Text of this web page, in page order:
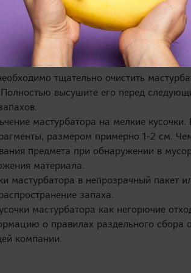
из TPE:
тщательно очистить
высушите его перед
мастурбатора на мелкие
размером примерно 1-2 см.
предмета при обнаружении в
материала.
мастурбатора в непрозрачный пакет
запаха.
мастурбатора как негорючие
о правилах раздельного
компании.